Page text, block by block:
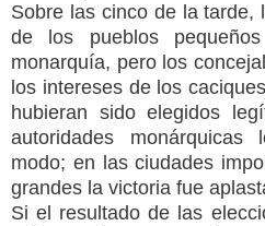
Sobre las cinco de la tarde,
de los pueblos
monarquía, pero los
los intereses de los
hubieran sido elegidos
autoridades
modo; en las ciudades
grandes la victoria fue
Si el resultado de las